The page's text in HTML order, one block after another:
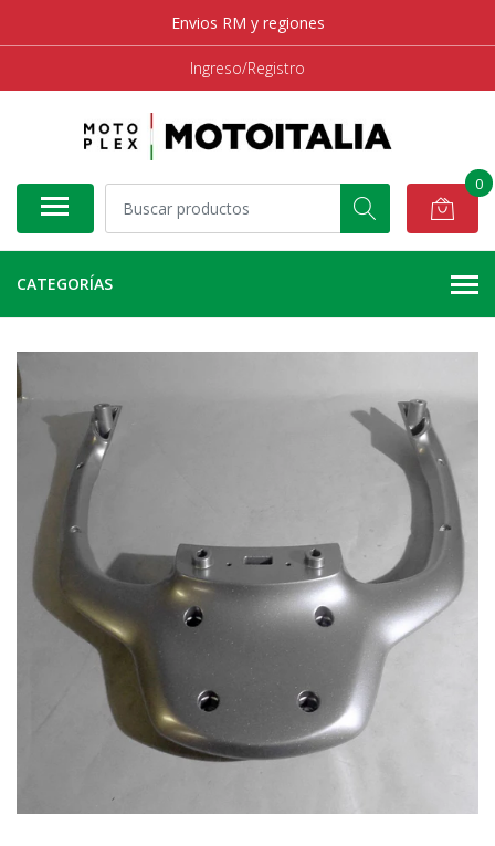
Envios RM y regiones
Ingreso/Registro
0
CATEGORÍAS